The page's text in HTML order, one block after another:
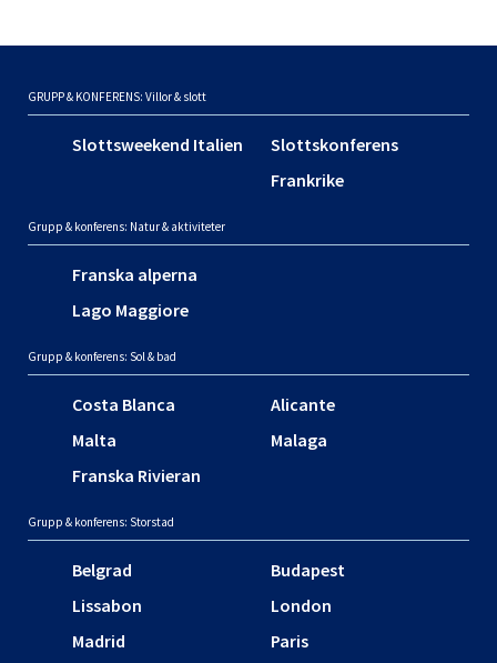
GRUPP & KONFERENS: Villor & slott
Slottsweekend Italien
Slottskonferens
Frankrike
Grupp & konferens: Natur & aktiviteter
Franska alperna
Lago Maggiore
Grupp & konferens: Sol & bad
Costa Blanca
Alicante
Malta
Malaga
Franska Rivieran
Grupp & konferens: Storstad
Belgrad
Budapest
Lissabon
London
Madrid
Paris